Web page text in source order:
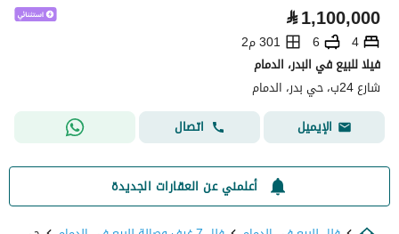
⃁1,100,000
4
6
301 م2
فيلا للبيع في البدر، الدمام
شارع 24ب، حي بدر، الدمام
الإيميل
اتصال
أعلمني عن العقارات الجديدة